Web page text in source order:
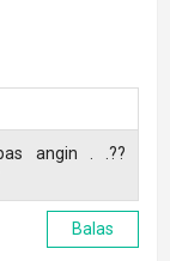
angin . .??
Balas